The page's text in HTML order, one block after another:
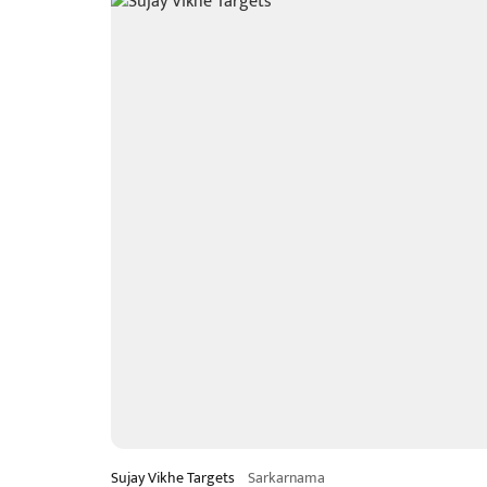
Sujay Vikhe Targets Sarkarnama